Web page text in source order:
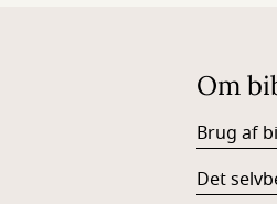
Om
Brug af
Det